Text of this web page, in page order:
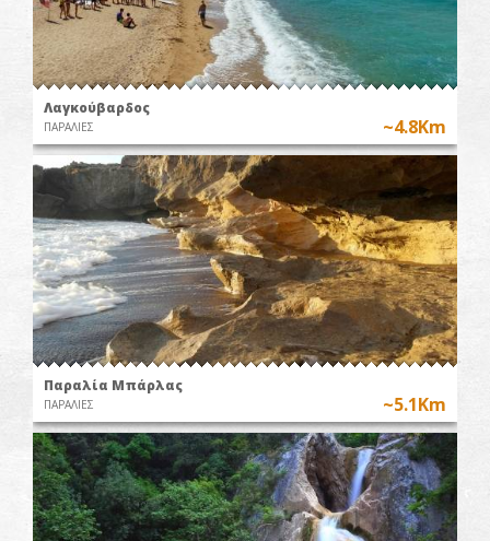
Λαγκούβαρδος
ΠΑΡΑΛΙΕΣ ~4.8Km
Παραλία Μπάρλας
ΠΑΡΑΛΙΕΣ ~5.1Km